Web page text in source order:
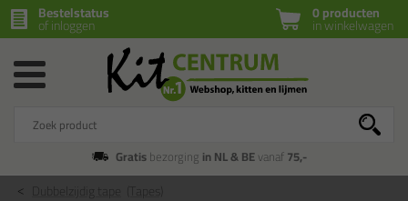
0 producten
in winkelwagen
Bestelstatus
of inloggen
Gratisbezorging in NL & BEvanaf75,-